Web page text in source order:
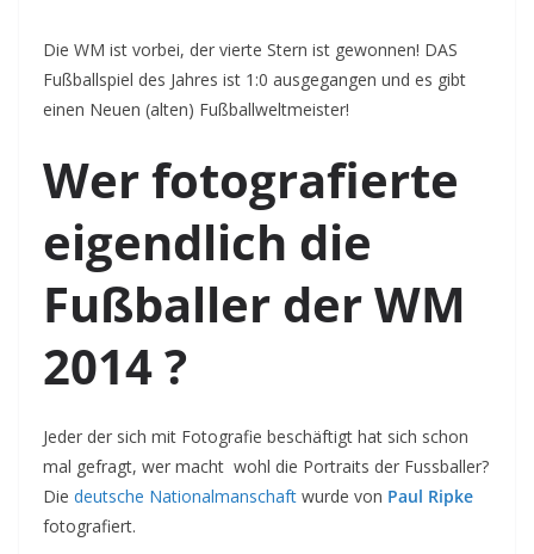
Die WM ist vorbei, der vierte Stern ist gewonnen! DAS
Fußballspiel des Jahres ist 1:0 ausgegangen und es gibt
einen Neuen (alten) Fußballweltmeister!
Wer fotografierte
eigendlich die
Fußballer der WM
2014 ?
Jeder der sich mit Fotografie beschäftigt hat sich schon
mal gefragt, wer macht wohl die Portraits der Fussballer?
Die deutsche Nationalmanschaft wurde von Paul Ripke
fotografiert.